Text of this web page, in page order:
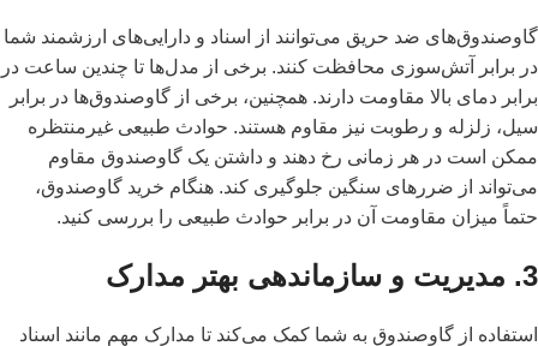
گاوصندوق‌های ضد حریق می‌توانند از اسناد و دارایی‌های ارزشمند شما
در برابر آتش‌سوزی محافظت کنند. برخی از مدل‌ها تا چندین ساعت در
برابر دمای بالا مقاومت دارند. همچنین، برخی از گاوصندوق‌ها در برابر
سیل، زلزله و رطوبت نیز مقاوم هستند. حوادث طبیعی غیرمنتظره
ممکن است در هر زمانی رخ دهند و داشتن یک گاوصندوق مقاوم
می‌تواند از ضررهای سنگین جلوگیری کند. هنگام خرید گاوصندوق،
حتماً میزان مقاومت آن در برابر حوادث طبیعی را بررسی کنید.
3. مدیریت و سازماندهی بهتر مدارک
استفاده از گاوصندوق به شما کمک می‌کند تا مدارک مهم مانند اسناد